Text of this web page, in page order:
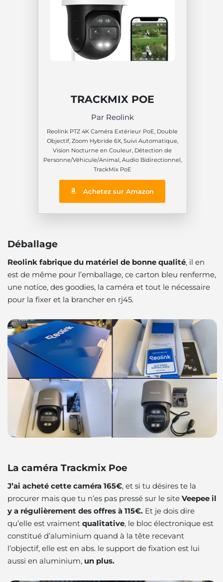
TRACKMIX POE
Par Reolink
Reolink PTZ 4K Caméra Extérieur PoE, Double
Objectif, Zoom Hybride 6X, Suivi Automatique,
Vision Nocturne en Couleur, Détection de
Personne/Véhicule/Animal, Audio Bidirectionnel,
TrackMix PoE
Achetez sur Amazon
Déballage
Reolink fabrique du matériel de bonne qualité, il en
est de même pour l’emballage, ce carton bleu renferme,
une notice, des goodies, la caméra et tout le nécessaire
pour la fixer et la brancher en rj45.
La caméra Trackmix Poe
J’ai acheté cette caméra 165€, et si tu désires te la
procurer mais que tu n’es pas pressé sur le site Veepee il
y a régulièrement des offres à 115€. Et je dois dire
qu’elle est vraiment qualitative, le bloc électronique est
constitué d’aluminium quand à la tête recevant
l’objectif, elle est en abs. le support de fixation est lui
aussi en aluminium, un plus.